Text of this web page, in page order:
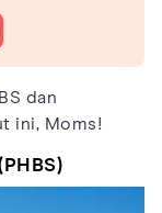
dan
ini, Moms!